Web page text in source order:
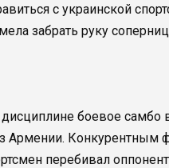
с украинской
забрать руку
боевое самбо
Армении. Конкурентным
перебивал